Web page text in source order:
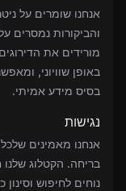
אנחנו שומרים על
והביקורות נמסרים
מורידים את
באופן שוויוני,
בסיס מידע אמיתי.
נגישות
אנחנו מאמינים
בריחה. הקטלוג
נוחים לחיפוש